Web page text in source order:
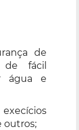
de
fácil
água e
outros;